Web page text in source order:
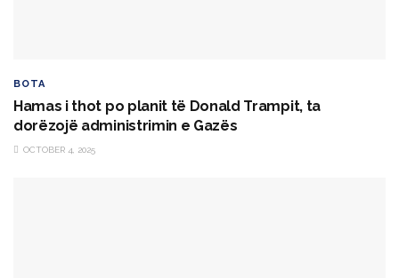
BOTA
Hamas i thot po planit të Donald Trampit, ta
dorëzojë administrimin e Gazës
OCTOBER 4, 2025